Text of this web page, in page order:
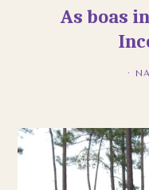
As boas
·